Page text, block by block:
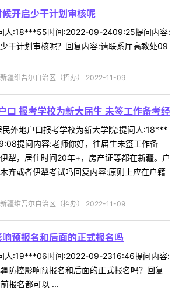
开启少干计划审核呢
人:18***55时间:2022-09-2409:25提问内容:
干计划审核呢？回复内容:请联系厅高教处09
疆维吾尔自治区（招办） 2022-11-09
口 报考学校为新大届生 未签工作备考经
外地户口报考学校为新大学院:提问人:18***
提问内容:老师你好，往届生未签工作备
犁，居住时间20年+，房产证等都在新疆。户
齐或者伊犁考试吗回复内容:原则上应在户籍
疆维吾尔自治区（招办） 2022-11-09
预报名和后面的正式报名吗
人:19***06时间:2022-09-2316:46提问内容:
防控影响预报名和后面的正式报名吗？回复
报名都可以 ...